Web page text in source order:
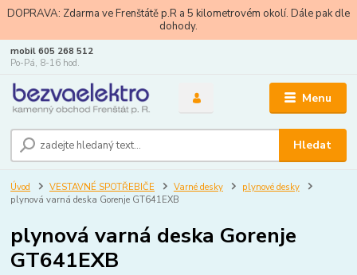
DOPRAVA: Zdarma ve Frenštátě p.R a 5 kilometrovém okolí. Dále pak dle
dohody.
Menu
Hledat
mobil 605 268 512
Po-Pá, 8-16 hod.
Úvod VESTAVNÉ SPOTŘEBIČE Varné desky
plynové desky
plynová varná deska Gorenje GT641EXB
plynová varná deska Gorenje
GT641EXB